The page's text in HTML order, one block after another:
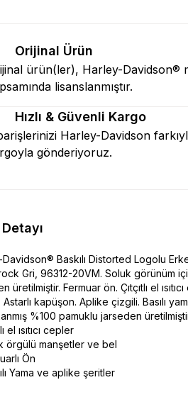
Orijinal Ürün
ürün(ler), Harley-Davidson®
lisanslanmıştır.
Hızlı & Güvenli Kargo
Harley-Davidson
gönderiyoruz.
Baskılı Distorted Logolu
Gri, 96312-20VM. Soluk görünüm
üretilmiştir. Fermuar ön. Çıtçıtlı el
kapüşon. Aplike çizgili. Basılı
%100 pamuklu jarseden
el ısıtıcı cepler
örgülü manşetler ve bel
Ön
Yama ve aplike şeritler